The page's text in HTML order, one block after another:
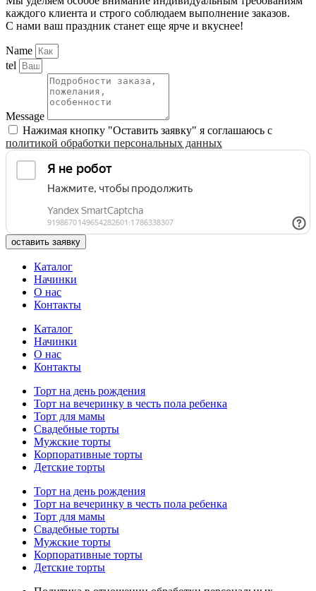
каждого клиента и строго соблюдаем выполнение заказов.
С нами ваш праздник станет еще ярче и вкуснее!
Name
tel
Message
Нажимая кнопку "Оставить заявку" я соглашаюсь с
политикой обработки персональных данных
оставить заявку
Каталог
Начинки
О нас
Контакты
Каталог
Начинки
О нас
Контакты
Торт на день рождения
Торт на вечеринку в честь пола ребенка
Торт для мамы
Свадебные торты
Мужские торты
Корпоративные торты
Детские торты
Торт на день рождения
Торт на вечеринку в честь пола ребенка
Торт для мамы
Свадебные торты
Мужские торты
Корпоративные торты
Детские торты